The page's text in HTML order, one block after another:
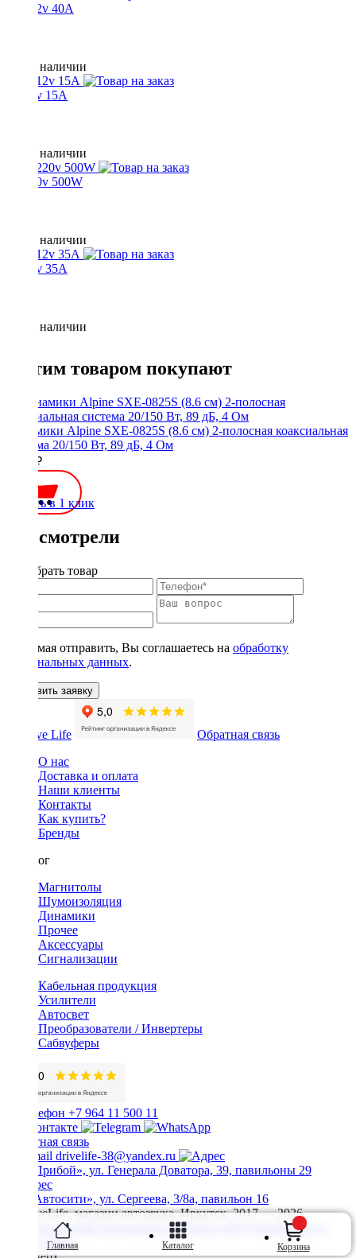
Главная Каталог Корзина
220-12v 40A
Нет в наличии
24-12v 15A
Нет в наличии
12-220v 500W
Нет в наличии
24-12v 35A
Нет в наличии
С этим товаром покупают
Динамики Alpine SXE-0825S (8.6 см) 2-полосная коаксиальная
система 20/150 Вт, 89 дБ, 4 Ом
4500 ₽
Купить в 1 клик
Вы смотрели
Подобрать товар
Нажимая отправить, Вы соглашаетесь на обработку
персональных данных.
Оставить заявку
Обратная связь
О нас
Доставка и оплата
Наши клиенты
Контакты
Как купить?
Бренды
Каталог
Магнитолы
Шумоизоляция
Динамики
Прочее
Аксессуары
Сигнализации
Кабельная продукция
Усилители
Автосвет
Преобразователи / Инвертеры
Сабвуферы
+7 964 11 500 11
Обратная связь
drivelife-38@yandex.ru
ТЦ «Прибой», ул. Генерала Доватора, 39, павильоны 29
ТЦ «Автосити», ул. Сергеева, 3/8а, павильон 16
© DriveLife, магазин автозвука, Иркутск. 2017 — 2026
Политика конфиденциальности Карта сайта
Разработано в
Prime Group